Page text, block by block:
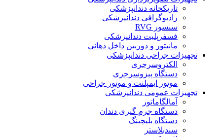
تاریکخانه دندانپزشکی
رادیوگرافی دندانپزشکی
سنسور RVG
فسفرپلیت دندانپزشکی
مانیتور و دوربین داخل دهانی
تجهیزات جراحی دندانپزشکی
الکتروسرجری
دستگاه پیزوسرجری
موتور ایمپلنت و موتور جراحی
تجهیزات عمومی دندانپزشکی
آمالگاماتور
دستگاه جرم گیری دندان
دستگاه بلیچینگ
سندبلاستر